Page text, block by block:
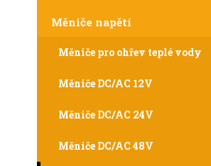
Měniče napětí
Měniče pro ohřev teplé vody
Měniče DC/AC 12V
Měniče DC/AC 24V
Měniče DC/AC 48V